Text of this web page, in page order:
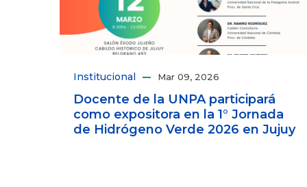
Institucional Mar 09, 2026
Docente de la UNPA participará
como expositora en la 1° Jornada
de Hidrógeno Verde 2026 en Jujuy